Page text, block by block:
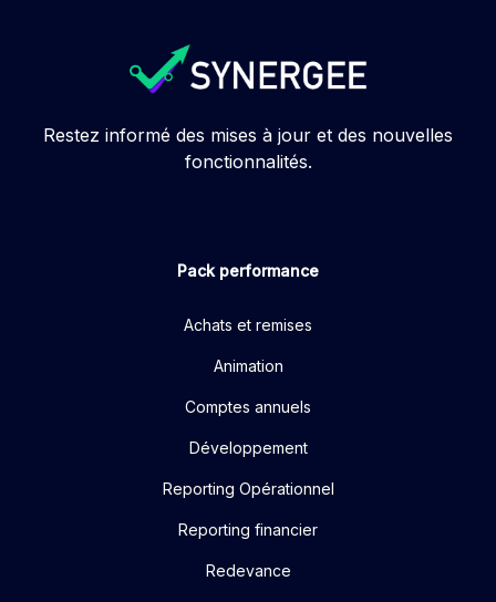
Restez informé des mises à jour et des nouvelles
fonctionnalités.
Pack performance
Achats et remises
Animation
Comptes annuels
Développement
Reporting Opérationnel
Reporting financier
Redevance